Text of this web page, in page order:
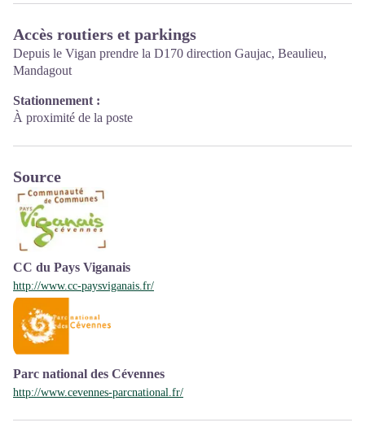
Accès routiers et parkings
Depuis le Vigan prendre la D170 direction Gaujac, Beaulieu,
Mandagout
Stationnement :
À proximité de la poste
Source
CC du Pays Viganais
http://www.cc-paysviganais.fr/
Parc national des Cévennes
http://www.cevennes-parcnational.fr/